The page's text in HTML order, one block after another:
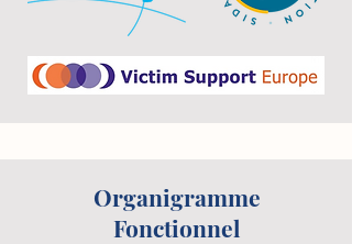
Organigramme
Fonctionnel